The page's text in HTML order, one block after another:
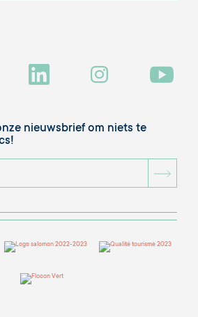
nieuwsbrief om niets te